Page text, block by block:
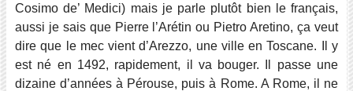
Cosimo de’ Medici) mais je parle plutôt bien le français,
aussi je sais que Pierre l’Arétin ou Pietro Aretino, ça veut
dire que le mec vient d’Arezzo, une ville en Toscane. Il y
est né en 1492, rapidement, il va bouger. Il passe une
dizaine d’années à Pérouse, puis à Rome. A Rome, il ne